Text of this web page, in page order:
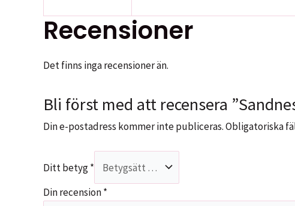
Recensioner
Det finns inga recensioner än.
Bli först med att recensera
Din e-postadress kommer inte publiceras.Obligatoriska
Ditt betyg*
Din recension*